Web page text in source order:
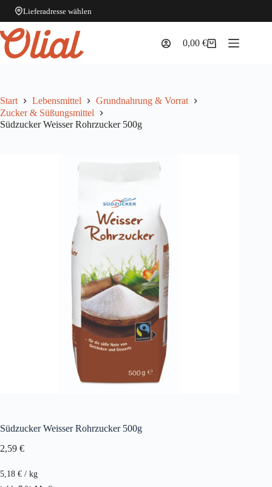
Lieferadresse wählen
Zum
Inhalt
springen
Warenkorb
0,00€
Start Lebensmittel
Grundnahrung & Vorrat
Zucker & Süßungsmittel
Südzucker Weisser Rohrzucker 500g
Südzucker Weisser Rohrzucker 500g
2,59 €
5,18 € / kg